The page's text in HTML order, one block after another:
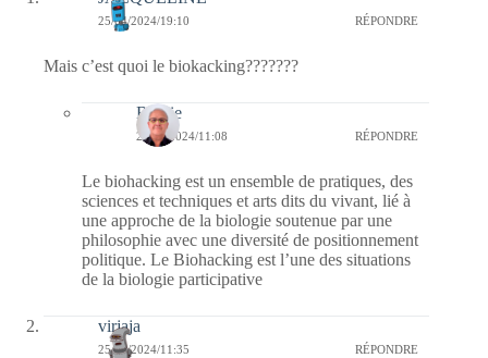
25/04/2024/19:10 RÉPONDRE
Mais c’est quoi le biokacking???????
Bernie
26/04/2024/11:08 RÉPONDRE
Le biohacking est un ensemble de pratiques, des
sciences et techniques et arts dits du vivant, lié à
une approche de la biologie soutenue par une
philosophie avec une diversité de positionnement
politique. Le Biohacking est l’une des situations
de la biologie participative
virjaja
25/04/2024/11:35 RÉPONDRE